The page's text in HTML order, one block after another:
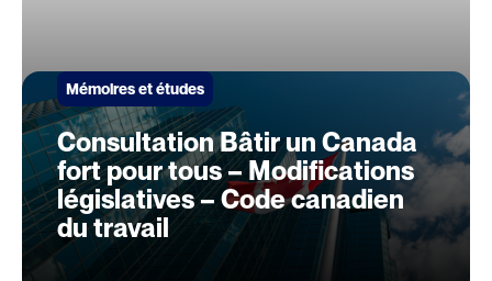
Mémoires et études
Consultation Bâtir un Canada
fort pour tous – Modifications
législatives – Code canadien
du travail